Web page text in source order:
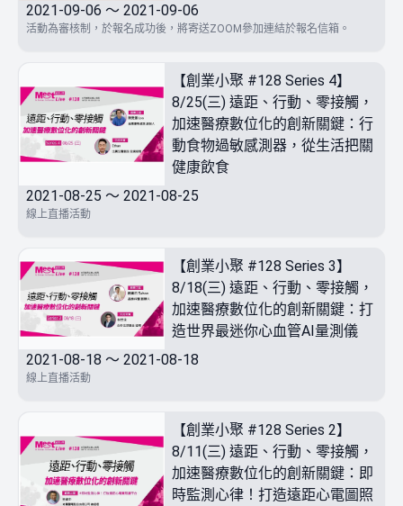
2021-09-06 ～ 2021-09-06
活動為審核制，於報名成功後，將寄送ZOOM參加連結於報名信箱。
【創業小聚 #128 Series 4】
8/25(三) 遠距、行動、零接觸，
加速醫療數位化的創新關鍵：行
動食物過敏感測器，從生活把關
健康飲食
2021-08-25 ～ 2021-08-25
線上直播活動
【創業小聚 #128 Series 3】
8/18(三) 遠距、行動、零接觸，
加速醫療數位化的創新關鍵：打
造世界最迷你心血管AI量測儀
2021-08-18 ～ 2021-08-18
線上直播活動
【創業小聚 #128 Series 2】
8/11(三) 遠距、行動、零接觸，
加速醫療數位化的創新關鍵：即
時監測心律！打造遠距心電圖照